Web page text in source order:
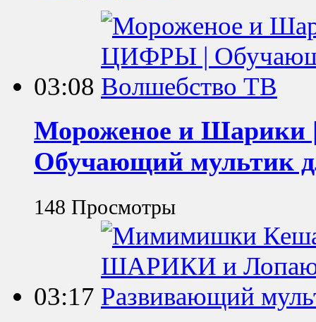
03:08
Мороженое и
Обучающий мультик
148 Просмотры
03:17